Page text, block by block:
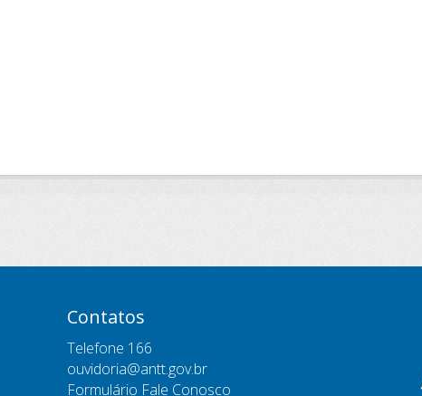
Contatos
Telefone 166
ouvidoria@antt.gov.br
Formulário Fale Conosco